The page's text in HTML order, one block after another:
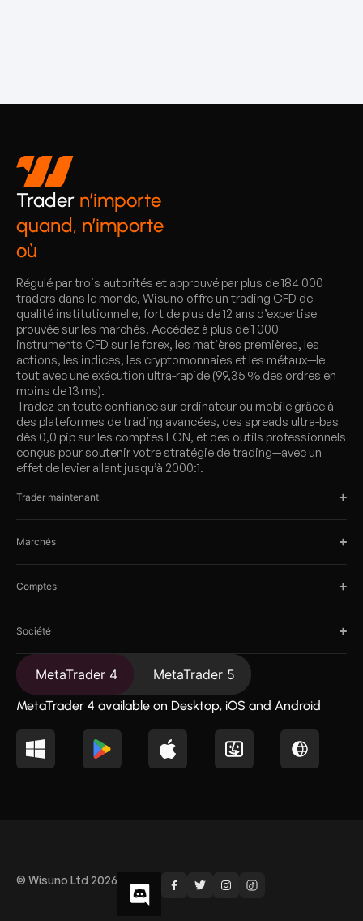
Trader n’importe
quand, n’importe
où
Régulé par trois autorités et approuvé par plus de 184 000
traders dans le monde, Wisuno offre un trading CFD de
qualité institutionnelle, fort de plus de 12 ans d’expertise
prouvée sur les marchés. Accédez à plus de 1 000
instruments CFD sur le forex, les matières premières, les
actions, les indices, les cryptomonnaies et les métaux—le
tout avec une exécution ultra-rapide (99,35 % des ordres en
moins de 13 ms).
Tradez en toute confiance sur ordinateur ou mobile grâce à
des plateformes de trading avancées, des spreads ultra-bas
dès 0,0 pip sur les comptes ECN, et des outils professionnels
conçus pour soutenir votre stratégie de trading—avec un
effet de levier allant jusqu’à 2000:1.
Trader maintenant
Marchés
Comptes
Société
MetaTrader 4 MetaTrader 5
MetaTrader 4 available on Desktop, iOS and Android
© Wisuno Ltd 2026